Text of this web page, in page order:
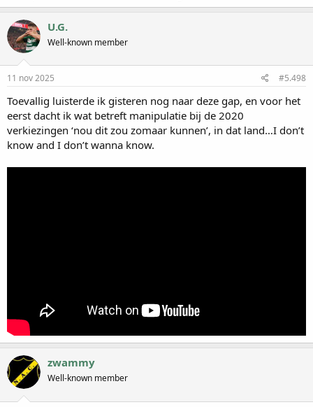
U.G.
Well-known member
11 nov 2025 #5.498
Toevallig luisterde ik gisteren nog naar deze gap, en voor het
eerst dacht ik wat betreft manipulatie bij de 2020
verkiezingen ‘nou dit zou zomaar kunnen’, in dat land…I don’t
know and I don’t wanna know.
zwammy
Well-known member